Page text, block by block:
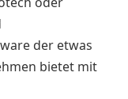
der etwas
bietet mit